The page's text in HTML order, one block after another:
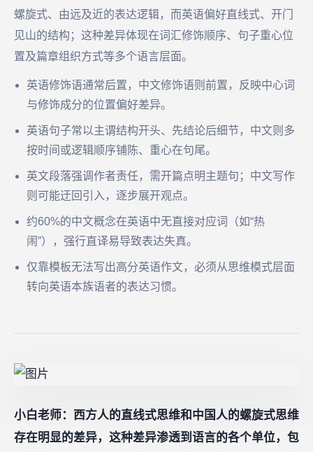
螺旋式、由远及近的表达逻辑，而英语偏好直线式、开门
见山的结构；这种差异体现在词汇修饰顺序、句子重心位
置及篇章组织方式等多个语言层面。
英语修饰语通常后置，中文修饰语则前置，反映中心词
与修饰成分的位置偏好差异。
英语句子常以主谓结构开头、先结论后细节，中文则多
按时间或逻辑顺序铺陈、重心在句尾。
英文段落强调作者责任，需开篇点明主题句；中文写作
则可能迂回引入，逐步展开观点。
约60%的中文概念在英语中无直接对应词（如“热
闹”），强行直译易导致表达失真。
仅靠模板无法写出高分英语作文，必须从思维模式层面
转向英语本族语者的表达习惯。
小白老师：西方人的直线式思维和中国人的螺旋式思维
存在明显的差异，这种差异渗透到语言的各个单位，包